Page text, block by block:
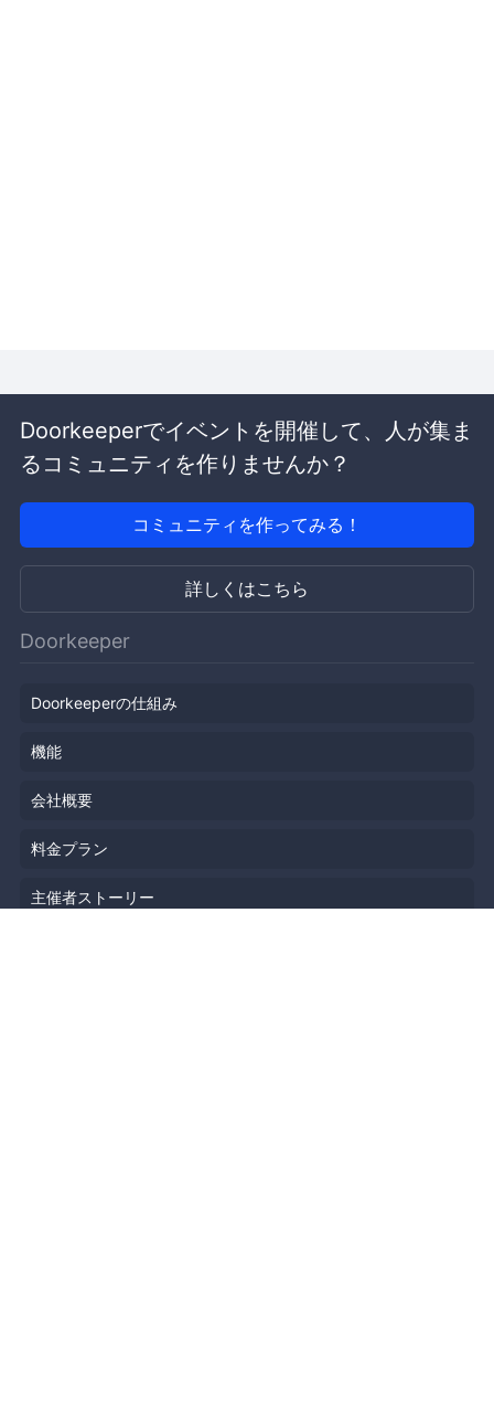
Doorkeeperでイベントを開催して、人が集ま
るコミュニティを作りませんか？
コミュニティを作ってみる！
詳しくはこちら
Doorkeeper
Doorkeeperの仕組み
機能
会社概要
料金プラン
主催者ストーリー